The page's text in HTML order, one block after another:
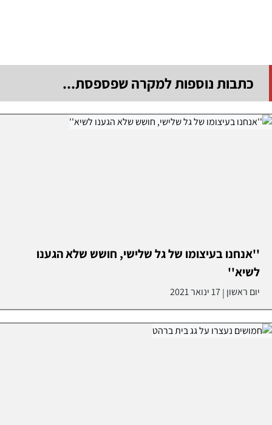
כתבות נוספות למקרה שפספסת...
''אנחנו בעיצומו של גל שלישי, חושש שלא הגענו
לשיא''
יום ראשון |17 ינואר 2021